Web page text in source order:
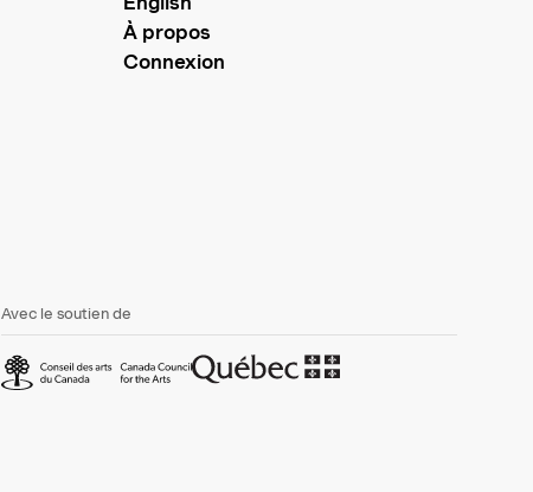
À propos
Connexion
Avec le soutien de